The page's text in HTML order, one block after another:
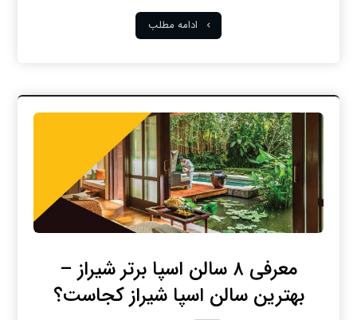
ادامه مطلب
معرفی ۸ سالن اسپا برتر شیراز –
بهترین سالن اسپا شیراز کجاست؟